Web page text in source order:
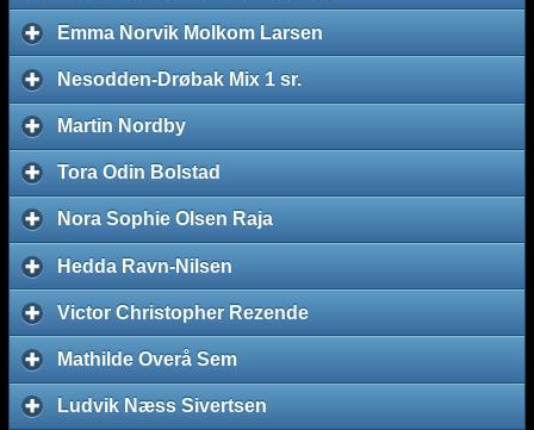
Emma Norvik Molkom Larsen
Nesodden-Drøbak Mix 1 sr.
Martin Nordby
Tora Odin Bolstad
Nora Sophie Olsen Raja
Hedda Ravn-Nilsen
Victor Christopher Rezende
Mathilde Overå Sem
Ludvik Næss Sivertsen